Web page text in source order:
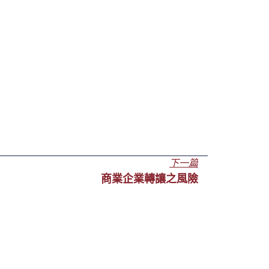
下一篇
商業企業轉讓之風險